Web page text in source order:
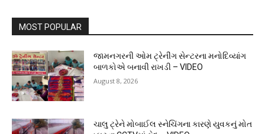
MOST POPULAR
જામનગરની ઓમ ટ્રેનીંગ સેન્ટરના મનોદિવ્યાંગ
બાળકોએ બનાવી રાખડી – VIDEO
August 8, 2026
ચાલુ ટ્રેને મોબાઈલ સ્નેચિંગના કારણે યુવકનું મોત